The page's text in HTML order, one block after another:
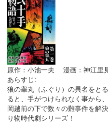
原作：小池一夫 漫画：神江里
あらすじ:
狼の睾丸（ふぐり）の異名をと
ると、手がつけられなく事から
岡越前の下で数々の難事件を解
り物時代劇シリーズ！